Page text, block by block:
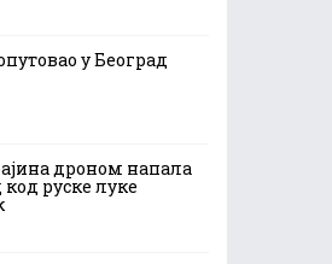
у Београд
дроном напала
руске луке